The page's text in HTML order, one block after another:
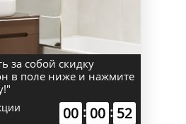
за собой скидку
в поле ниже и нажмите
00 : 00 : 52